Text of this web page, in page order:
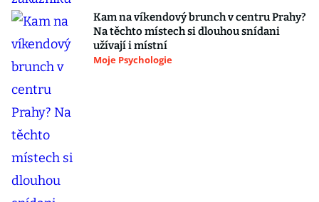
Kam na víkendový brunch v centru Prahy?
Na těchto místech si dlouhou snídani
užívají i místní
Moje Psychologie